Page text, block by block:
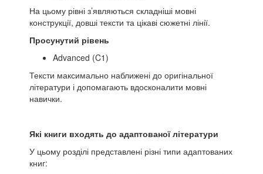
На цьому рівні з’являються складніші мовні
конструкції, довші тексти та цікаві сюжетні лінії.
Просунутий рівень
Advanced (C1)
Тексти максимально наближені до оригінальної
літератури і допомагають вдосконалити мовні
навички.
Які книги входять до адаптованої літератури
У цьому розділі представлені різні типи адаптованих
книг: